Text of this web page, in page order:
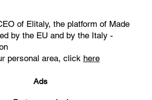
Ads
of Elitaly, the platform of Made
by the EU and by the Italy -
personal area, click here